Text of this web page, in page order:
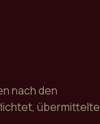
nach den
übermittelte